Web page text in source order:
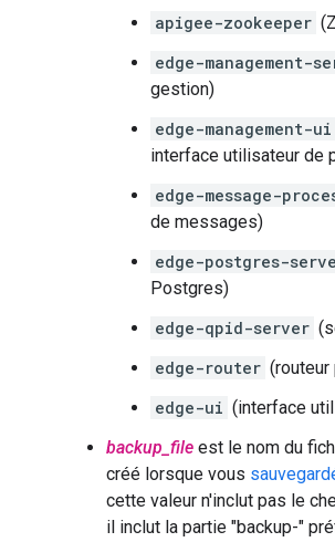
apigee-zookeeper
edge-management-
gestion)
edge-management-ui
interface utilisateur de
edge-message-
de messages)
edge-postgres-
Postgres)
edge-qpid-server
edge-router (routeur
edge-ui (interface
backup_file est le nom du
créé lorsque vous
cette valeur n'inclut pas le
il inclut la partie "backup-"